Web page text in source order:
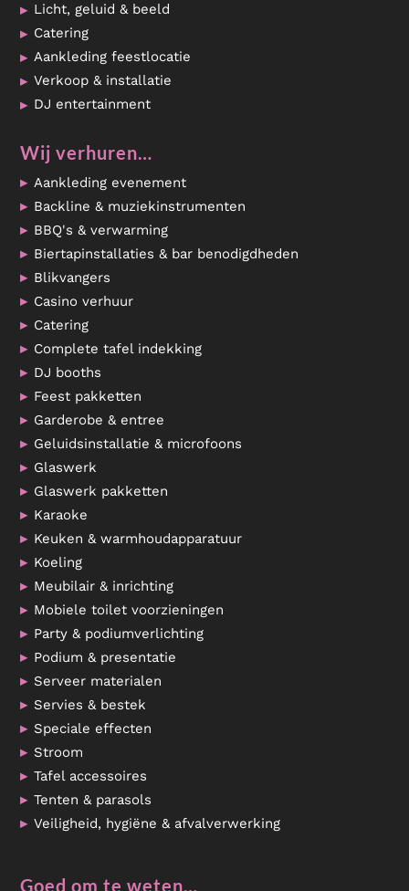
Licht, geluid & beeld
Catering
Aankleding feestlocatie
Verkoop & installatie
DJ entertainment
Wij verhuren…
Aankleding evenement
Backline & muziekinstrumenten
BBQ's & verwarming
Biertapinstallaties & bar benodigdheden
Blikvangers
Casino verhuur
Catering
Complete tafel indekking
DJ booths
Feest pakketten
Garderobe & entree
Geluidsinstallatie & microfoons
Glaswerk
Glaswerk pakketten
Karaoke
Keuken & warmhoudapparatuur
Koeling
Meubilair & inrichting
Mobiele toilet voorzieningen
Party & podiumverlichting
Podium & presentatie
Serveer materialen
Servies & bestek
Speciale effecten
Stroom
Tafel accessoires
Tenten & parasols
Veiligheid, hygiëne & afvalverwerking
Goed om te weten…